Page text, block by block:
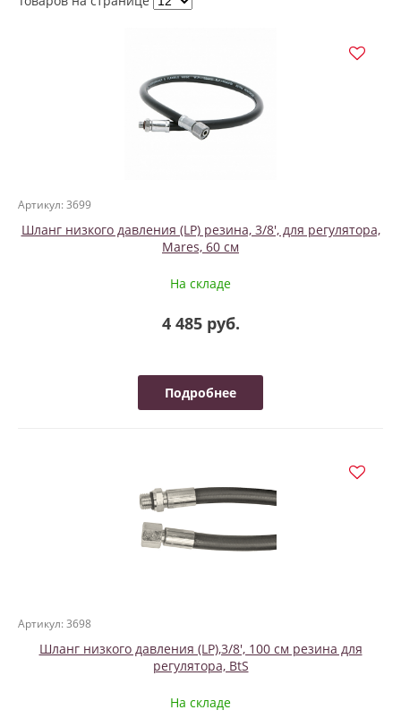
Артикул: 3699
Шланг низкого давления (LP) резина, 3/8', для регулятора,
Mares, 60 см
На складе
4 485 руб.
Подробнее
Артикул: 3698
Шланг низкого давления (LP),3/8', 100 см резина для
регулятора, BtS
На складе